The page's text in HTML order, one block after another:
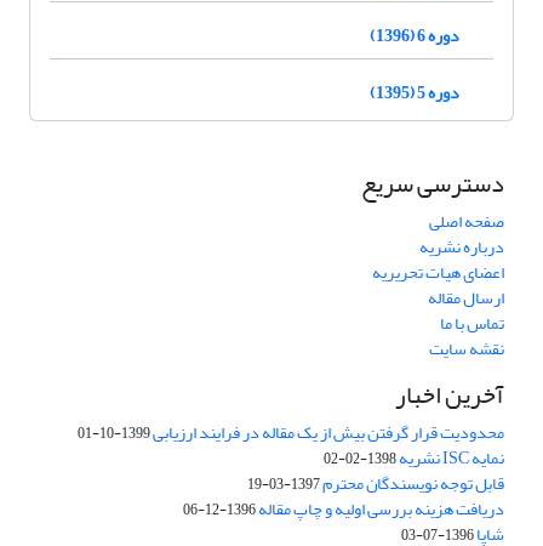
دوره 6 (1396)
دوره 5 (1395)
دسترسی سریع
صفحه اصلی
درباره نشریه
اعضای هیات تحریریه
ارسال مقاله
تماس با ما
نقشه سایت
آخرین اخبار
محدودیت قرار گرفتن بیش از یک مقاله در فرایند ارزیابی1399-10-01
نمایه ISC نشریه 1398-02-02
قابل توجه نویسندگان محترم1397-03-19
دریافت هزینه بررسی اولیه و چاپ مقاله1396-12-06
شاپا1396-07-03